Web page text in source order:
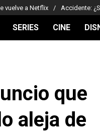
vuelve a Netflix Accidente:
SERIES CINE
que
aleja de